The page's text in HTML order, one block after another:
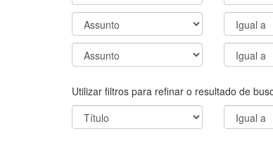
Utilizar filtros para refinar o resultado de